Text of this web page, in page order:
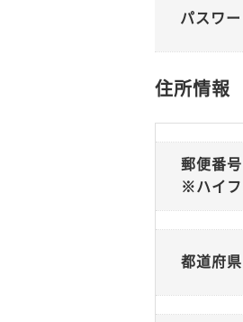
パスワー
住所情報
郵便番号
※ハイフ
都道府県